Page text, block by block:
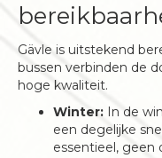
Gävle is uitstekend
bussen verbinden de
hoge kwaliteit.
Winter: In de
een degelijke
essentieel, geen